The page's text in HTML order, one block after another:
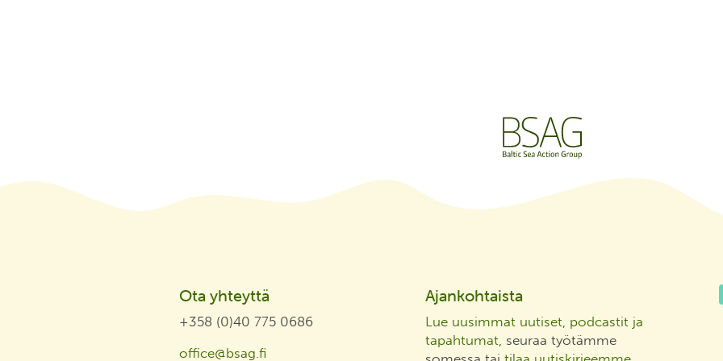
Ota yhteyttä
+358 (0)40 775 0686
office@bsag.fi
Ajankohtaista
Lue uusimmat uutiset, podcastit ja
tapahtumat , seuraa työtämme